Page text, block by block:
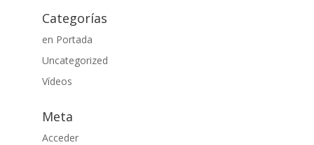
Categorías
en Portada
Uncategorized
Vídeos
Meta
Acceder